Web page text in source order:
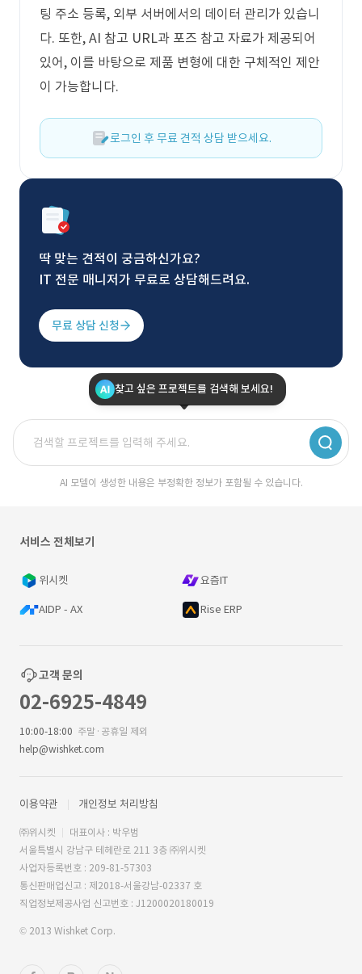
팅 주소 등록, 외부 서버에서의 데이터 관리가 있습니
다. 또한, AI 참고 URL과 포즈 참고 자료가 제공되어
있어, 이를 바탕으로 제품 변형에 대한 구체적인 제안
이 가능합니다.
로그인 후 무료 견적 상담 받으세요.
딱 맞는 견적이 궁금하신가요?
IT 전문 매니저가 무료로 상담해드려요.
무료 상담 신청
찾고 싶은 프로젝트를 검색해 보세요!
AI 모델이 생성한 내용은 부정확한 정보가 포함될 수 있습니다.
서비스 전체보기
위시켓 요즘IT
AIDP - AX Rise ERP
고객 문의
02-6925-4849
10:00-18:00 주말·공휴일 제외
help@wishket.com
이용약관 개인정보 처리방침
㈜위시켓
대표이사 : 박우범
서울특별시 강남구 테헤란로 211 3층 ㈜위시켓
사업자등록번호 : 209-81-57303
통신판매업신고 : 제2018-서울강남-02337 호
직업정보제공사업 신고번호 : J1200020180019
© 2013 Wishket Corp.